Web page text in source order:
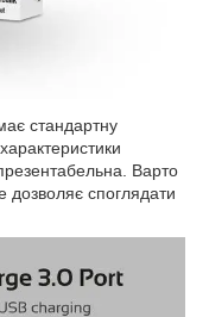
стандартну
Варто
дозволяє споглядати